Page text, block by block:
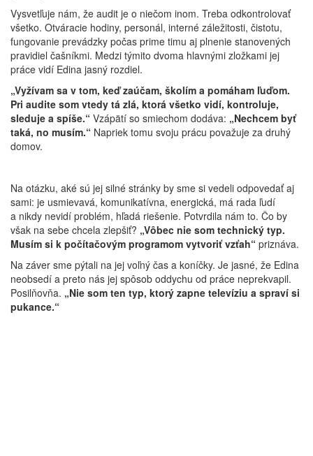
Vysvetľuje nám, že audit je o niečom inom. Treba odkontrolovať
všetko. Otváracie hodiny, personál, interné záležitosti, čistotu,
fungovanie prevádzky počas prime timu aj plnenie stanovených
pravidiel čašníkmi. Medzi týmito dvoma hlavnými zložkami jej
práce vidí Edina jasný rozdiel.
„Vyžívam sa v tom, keď zaúčam, školím a pomáham ľuďom.
Pri audite som vtedy tá zlá, ktorá všetko vidí, kontroluje,
sleduje a spíše.“ Vzápätí so smiechom dodáva: „Nechcem byť
taká, no musím.“ Napriek tomu svoju prácu považuje za druhý
domov.
Na otázku, aké sú jej silné stránky by sme si vedeli odpovedať aj
sami: je usmievavá, komunikatívna, energická, má rada ľudí
a nikdy nevidí problém, hľadá riešenie. Potvrdila nám to. Čo by
však na sebe chcela zlepšiť? „Vôbec nie som technický typ.
Musím si k počítačovým programom vytvoriť vzťah“ priznáva.
Na záver sme pýtali na jej voľný čas a koníčky. Je jasné, že Edina
neobsedí a preto nás jej spôsob oddychu od práce neprekvapil.
Posilňovňa. „Nie som ten typ, ktorý zapne televíziu a spraví si
pukance.“